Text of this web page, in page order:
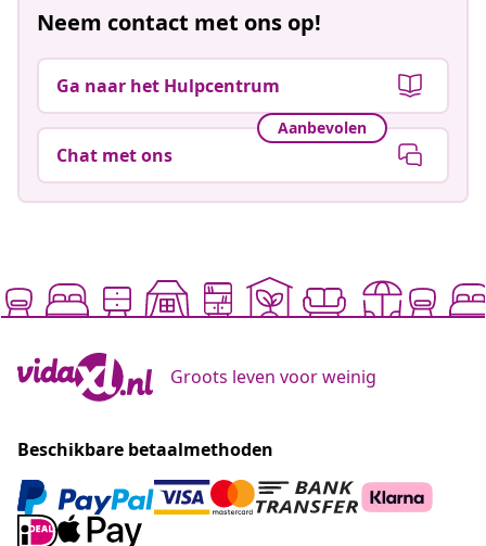
Neem contact met ons op!
Ga naar het Hulpcentrum
Aanbevolen
Chat met ons
Groots leven voor weinig
Beschikbare betaalmethoden